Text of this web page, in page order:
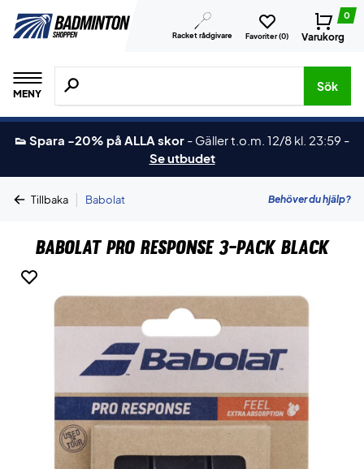
Racket rådgivare Favoriter (0)
0
Varukorg
MENY
Sök efter produkter, märken osv.
Sök
👟 Spara -20% på ALLA skor - Gäller t.o.m. 12/8 kl. 23:59 -
Se utbudet
Tillbaka | Babolat Behöver du hjälp?
Babolat Pro Response 3-Pack Black